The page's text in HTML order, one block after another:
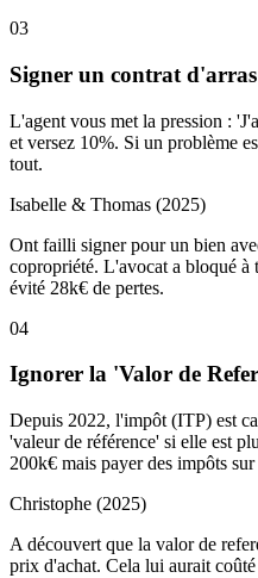
03
Signer un contrat
L'agent vous met la pression :
et versez 10%. Si un problème
tout.
Isabelle & Thomas (2025)
Ont failli signer pour un bien
copropriété. L'avocat a bloqué à
évité 28k€ de pertes.
04
Ignorer la 'Valor de
Depuis 2022, l'impôt (ITP) est
'valeur de référence' si elle est
200k€ mais payer des impôts
Christophe (2025)
A découvert que la valor de
prix d'achat. Cela lui aurait